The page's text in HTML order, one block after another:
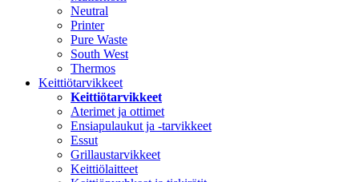
Neutral
Printer
Pure Waste
South West
Thermos
Keittiötarvikkeet
Keittiötarvikkeet
Aterimet ja ottimet
Ensiapulaukut ja -tarvikkeet
Essut
Grillaustarvikkeet
Keittiölaitteet